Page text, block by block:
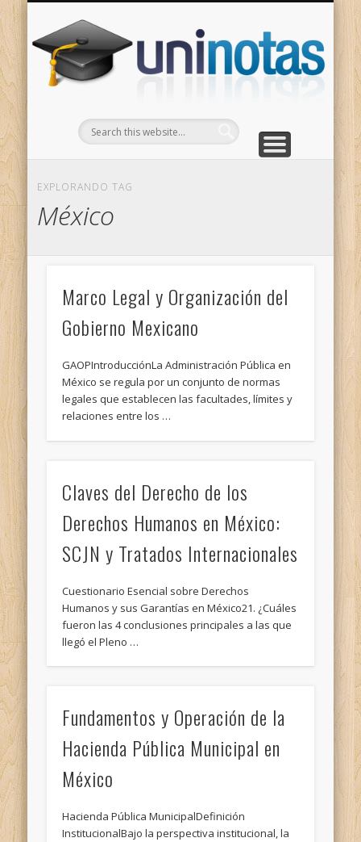
EXPLORANDO TAG
México
Marco Legal y Organización del
Gobierno Mexicano
GAOPIntroducciónLa Administración Pública en
México se regula por un conjunto de normas
legales que establecen las facultades, límites y
relaciones entre los …
Claves del Derecho de los
Derechos Humanos en México:
SCJN y Tratados Internacionales
Cuestionario Esencial sobre Derechos
Humanos y sus Garantías en México21. ¿Cuáles
fueron las 4 conclusiones principales a las que
llegó el Pleno …
Fundamentos y Operación de la
Hacienda Pública Municipal en
México
Hacienda Pública MunicipalDefinición
InstitucionalBajo la perspectiva institucional, la